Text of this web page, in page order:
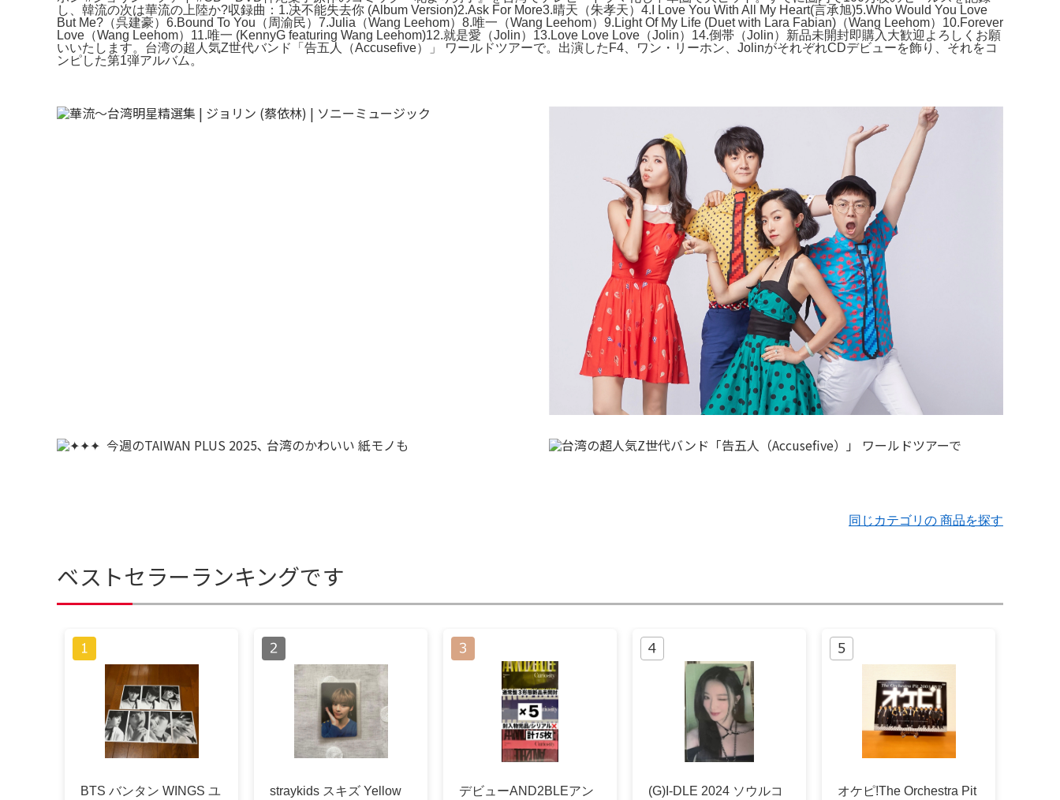
し、韓流の次は華流の上陸か?収録曲：1.决不能失去你 (Album Version)2.Ask For More3.晴天（朱孝天）4.I Love You With All My Heart(言承旭)5.Who Would You Love
But Me?（呉建豪）6.Bound To You（周渝民）7.Julia（Wang Leehom）8.唯一（Wang Leehom）9.Light Of My Life (Duet with Lara Fabian)（Wang Leehom）10.Forever
Love（Wang Leehom）11.唯一 (KennyG featuring Wang Leehom)12.就是愛（Jolin）13.Love Love Love（Jolin）14.倒帯（Jolin）新品未開封即購入大歓迎よろしくお願
いいたします。台湾の超人気Z世代バンド「告五人（Accusefive）」 ワールドツアーで。出演したF4、ワン・リーホン、JolinがそれぞれCDデビューを飾り、それをコ
ンピした第1弾アルバム。
同じカテゴリの 商品を探す
ベストセラーランキングです
BTS バンタン WINGS ユ
straykids スキズ Yellow
デビューAND2BLEアン
(G)I-DLE 2024 ソウルコ
オケピ!The Orchestra Pit